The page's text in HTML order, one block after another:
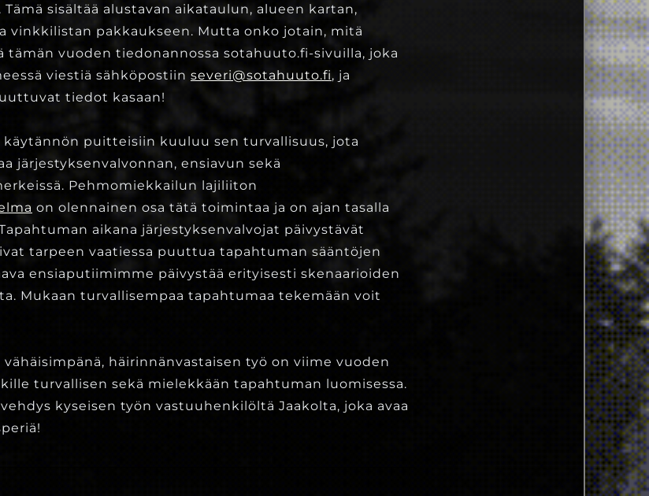
sisältää alustavan aikataulun, alueen kartan,
vinkkilistan pakkaukseen. Mutta onko jotain, mitä
tämän vuoden tiedonannossa sotahuuto.fi-sivuilla, joka
viestiä sähköpostiin severi@sotahuuto.fi, ja
tiedot kasaan!
puitteisiin kuuluu sen turvallisuus, jota
järjestyksenvalvonnan, ensiavun sekä
Pehmomiekkailun lajiliiton
on olennainen osa tätä toimintaa ja on ajan tasalla
aikana järjestyksenvalvojat päivystävät
tarpeen vaatiessa puuttua tapahtuman sääntöjen
ensiaputiimimme päivystää erityisesti skenaarioiden
Mukaan turvallisempaa tapahtumaa tekemään voit
häirinnänvastaisen työ on viime vuoden
turvallisen sekä mielekkään tapahtuman luomisessa.
kyseisen työn vastuuhenkilöltä Jaakolta, joka avaa